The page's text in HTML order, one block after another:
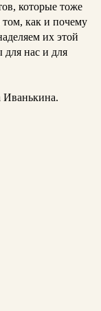
которые тоже
том, как и почему
их этой
нас и для
Иванькина.